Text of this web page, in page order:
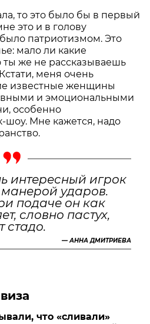
то это было бы в первый
это и в голову
патриотизмом. Это
мало ли какие
же не рассказываешь
меня очень
извест­ные женщины
и эмоциональными
особенно
шоу. Мне кажется, надо
интересный игрок
ударов.
подаче он как
словно пастух,
стадо.
—АННА ДМИТРИЕВА
что «сливали»